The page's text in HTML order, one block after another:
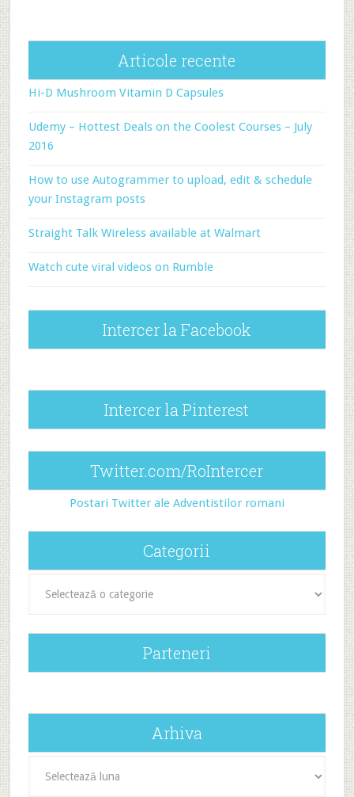
Articole recente
Hi-D Mushroom Vitamin D Capsules
Udemy – Hottest Deals on the Coolest Courses – July
2016
How to use Autogrammer to upload, edit & schedule
your Instagram posts
Straight Talk Wireless available at Walmart
Watch cute viral videos on Rumble
Intercer la Facebook
Intercer la Pinterest
Twitter.com/RoIntercer
Postari Twitter ale Adventistilor romani
Categorii
Parteneri
Arhiva